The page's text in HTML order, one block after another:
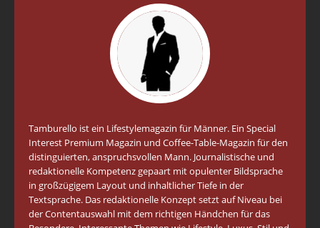
Tamburello ist ein Lifestylemagazin für Männer. Ein Special
Interest Premium Magazin und Coffee-Table-Magazin für den
distinguierten, anspruchsvollen Mann. Journalistische und
redaktionelle Kompetenz gepaart mit opulenter Bildsprache
in großzügigem Layout und inhaltlicher Tiefe in der
Textsprache. Das redaktionelle Konzept setzt auf Niveau bei
der Contentauswahl mit dem richtigen Händchen für das